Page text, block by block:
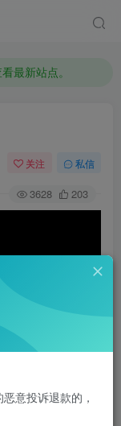
最新站点。
关注 私信
3628 203
意投诉退款的，